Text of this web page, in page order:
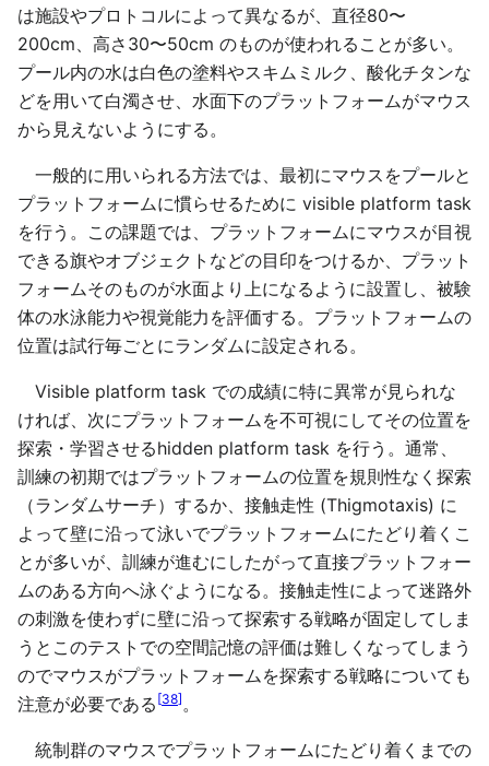
は施設やプロトコルによって異なるが、直径80〜
200cm、高さ30〜50cm のものが使われることが多い。
プール内の水は白色の塗料やスキムミルク、酸化チタンな
どを用いて白濁させ、水面下のプラットフォームがマウス
から見えないようにする。
一般的に用いられる方法では、最初にマウスをプールと
プラットフォームに慣らせるために visible platform task
を行う。この課題では、プラットフォームにマウスが目視
できる旗やオブジェクトなどの目印をつけるか、プラット
フォームそのものが水面より上になるように設置し、被験
体の水泳能力や視覚能力を評価する。プラットフォームの
位置は試行毎ごとにランダムに設定される。
Visible platform task での成績に特に異常が見られな
ければ、次にプラットフォームを不可視にしてその位置を
探索・学習させるhidden platform task を行う。通常、
訓練の初期ではプラットフォームの位置を規則性なく探索
（ランダムサーチ）するか、接触走性 (Thigmotaxis) に
よって壁に沿って泳いでプラットフォームにたどり着くこ
とが多いが、訓練が進むにしたがって直接プラットフォー
ムのある方向へ泳ぐようになる。接触走性によって迷路外
の刺激を使わずに壁に沿って探索する戦略が固定してしま
うとこのテストでの空間記憶の評価は難しくなってしまう
のでマウスがプラットフォームを探索する戦略についても
注意が必要である [38]。
統制群のマウスでプラットフォームにたどり着くまでの